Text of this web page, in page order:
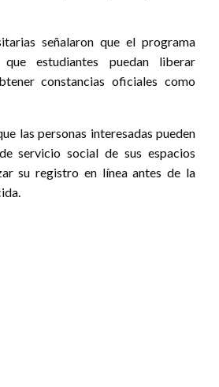
señalaron que el programa
estudiantes puedan liberar
constancias oficiales como
las personas interesadas pueden
servicio social de sus espacios
su registro en línea antes de la